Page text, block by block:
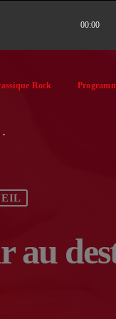
00:00
Rock
.
au